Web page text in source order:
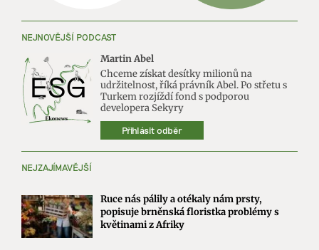
NEJNOVĚJŠÍ PODCAST
Martin Abel
Chceme získat desítky milionů na
udržitelnost, říká právník Abel. Po střetu s
Turkem rozjíždí fond s podporou
developera Sekyry
Přihlásit odběr
NEJZAJÍMAVĚJŠÍ
Ruce nás pálily a otékaly nám prsty,
popisuje brněnská floristka problémy s
květinami z Afriky